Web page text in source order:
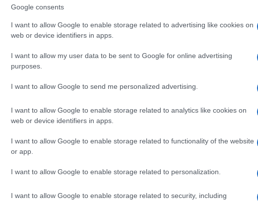
Google consents
I want to allow Google to enable storage related to advertising like cookies on
web or device identifiers in apps.
I want to allow my user data to be sent to Google for online advertising
purposes.
I want to allow Google to send me personalized advertising.
I want to allow Google to enable storage related to analytics like cookies on
web or device identifiers in apps.
I want to allow Google to enable storage related to functionality of the website
or app.
I want to allow Google to enable storage related to personalization.
I want to allow Google to enable storage related to security, including
TRQ
LER MAIS